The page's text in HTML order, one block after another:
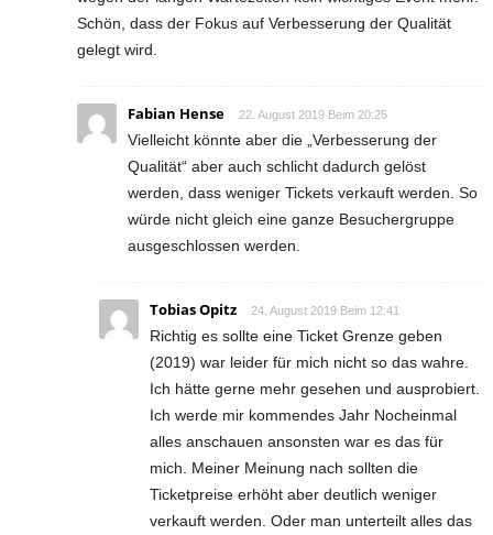
Schön, dass der Fokus auf Verbesserung der Qualität
gelegt wird.
Fabian Hense 22. August 2019 Beim 20:25
Vielleicht könnte aber die „Verbesserung der
Qualität“ aber auch schlicht dadurch gelöst
werden, dass weniger Tickets verkauft werden. So
würde nicht gleich eine ganze Besuchergruppe
ausgeschlossen werden.
Tobias Opitz 24. August 2019 Beim 12:41
Richtig es sollte eine Ticket Grenze geben
(2019) war leider für mich nicht so das wahre.
Ich hätte gerne mehr gesehen und ausprobiert.
Ich werde mir kommendes Jahr Nocheinmal
alles anschauen ansonsten war es das für
mich. Meiner Meinung nach sollten die
Ticketpreise erhöht aber deutlich weniger
verkauft werden. Oder man unterteilt alles das